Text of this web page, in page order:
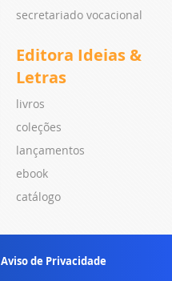
secretariado vocacional
Editora Ideias &
Letras
livros
coleções
lançamentos
ebook
catálogo
Aviso de Privacidade